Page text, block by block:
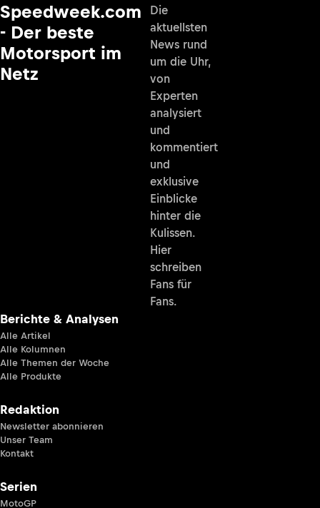
Speedweek.com
- Der beste
Motorsport im
Netz
Die
aktuellsten
News rund
um die Uhr,
von
Experten
analysiert
und
kommentiert
und
exklusive
Einblicke
hinter die
Kulissen.
Hier
schreiben
Fans für
Fans.
Berichte & Analysen
Alle Artikel
Alle Kolumnen
Alle Themen der Woche
Alle Produkte
Redaktion
Newsletter abonnieren
Unser Team
Kontakt
Serien
MotoGP